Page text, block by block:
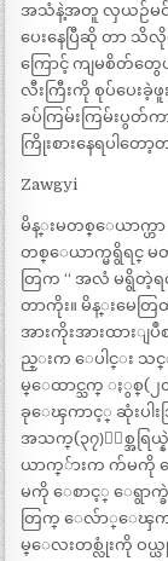
အသံနဲ့အတူ လှယဉ်မင်း
ပေးနေပြီဆို တာ သိ
ကြောင့် ကျမစိတ်တွ
လီးကြီးကို စုပ်ပေးခဲ့
ခပ်ကြမ်းကြမ်းပွတ်
ကြိုးစားနေရပါတော့
Zawgyi
မိန္းမတစ္ေယာက္ဟာ
တစ္ေယာက္မရွိရင္ မ
တြက “ အလံ မရွိတဲ့
တာကိုး။ မိန္းမေ
အားကိုးအားထား
ည္းက ေပါင္း သ
မ္ေထာင္သက္ ႏွစ္(၂၀
ခုေၾကာင့္ ဆုံးပါး
အသက္(၃၇)ႏွစ္အရြ
ယာက္်ားက က်မကို အ
မကို ေစာင့္ ေရွာက္ခဲ့
တြက္ ေလ်ာ္ေၾကး
မ္ေလးတစ္လုံးကို ဝယ္